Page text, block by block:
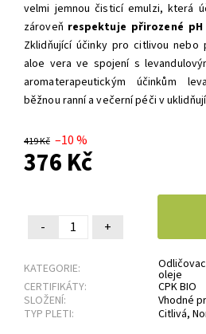
velmi jemnou čisticí emulzi, která
zároveň respektuje přirozené
Zklidňující účinky pro citlivou nebo
aloe vera ve spojení s
aromaterapeutickým účinkům
běžnou ranní a večerní péči v
419 Kč –10 %
376 Kč
- +
KATEGORIE: oleje
CERTIFIKÁTY:
CPK BIO
SLOŽENÍ:
Vhodné
TYP PLETI:
Citlivá,